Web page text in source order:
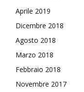
Aprile 2019
Dicembre 2018
Agosto 2018
Marzo 2018
Febbraio 2018
Novembre 2017